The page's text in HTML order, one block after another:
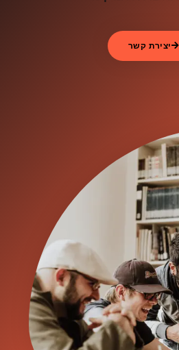
יצירת קשר